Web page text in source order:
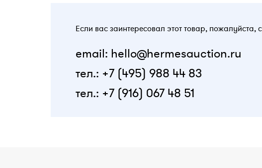
Если вас заинтересовал этот товар, пожалуйста,
email: hello@hermesauction.ru
тел.: +7 (495) 988 44 83
тел.: +7 (916) 067 48 51